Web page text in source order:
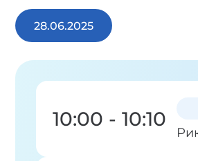
28.06.2025
10:00 - 10:10